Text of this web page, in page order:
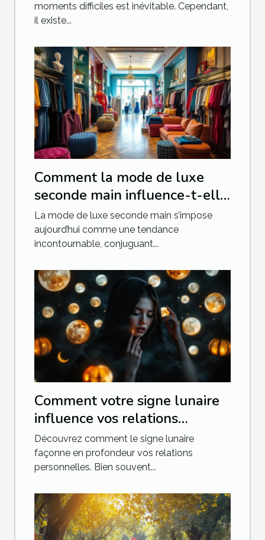
moments difficiles est inévitable. Cependant,
il existe...
Comment la mode de luxe
seconde main influence-t-elle
le développement durable ?
La mode de luxe seconde main s’impose
aujourd’hui comme une tendance
incontournable, conjuguant...
Comment votre signe lunaire
influence vos relations
personnelles
Découvrez comment le signe lunaire
façonne en profondeur vos relations
personnelles. Bien souvent...